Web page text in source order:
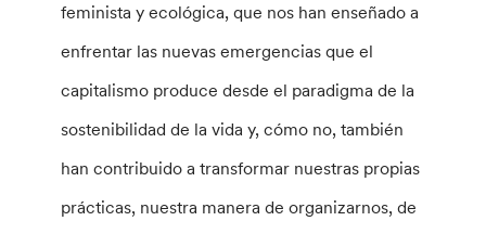
feminista y ecológica, que nos han enseñado a
enfrentar las nuevas emergencias que el
capitalismo produce desde el paradigma de la
sostenibilidad de la vida y, cómo no, también
han contribuido a transformar nuestras propias
prácticas, nuestra manera de organizarnos, de